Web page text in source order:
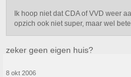
Ik hoop niet dat CDA of VVD weer
opzich ook niet super, maar wel
zeker geen eigen huis?
8 okt 2006